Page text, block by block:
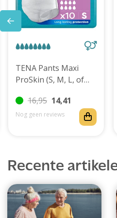
TENA Pants Maxi
ProSkin (S, M, L, of
16,95 14,41
Nog geen reviews
Recente